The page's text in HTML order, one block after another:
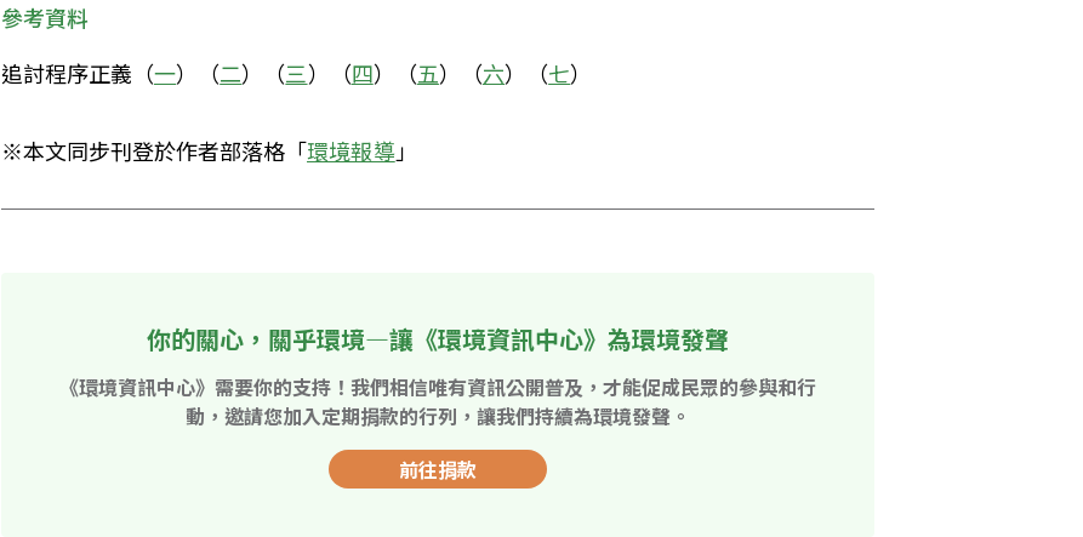
參考資料
追討程序正義（一）（二）（三）（四）（五）（六）（七）
※本文同步刊登於作者部落格「環境報導」
你的關心，關乎環境—讓《環境資訊中心》為環境發聲
《環境資訊中心》需要你的支持！我們相信唯有資訊公開普及，才能促成民眾的參與和行
動，邀請您加入定期捐款的行列，讓我們持續為環境發聲。
前往捐款